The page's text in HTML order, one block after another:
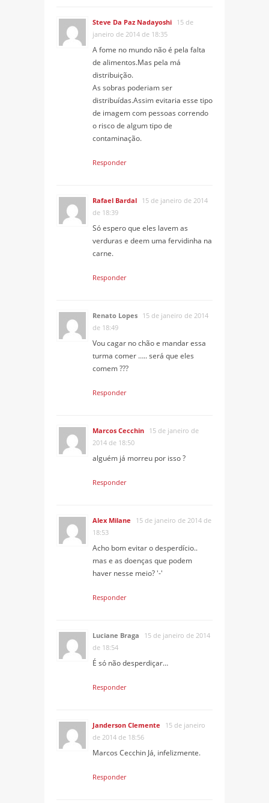
Steve Da Paz Nadayoshi 15 de
janeiro de 2014 de 18:35
A fome no mundo não é pela falta
de alimentos.Mas pela má
distribuição.
As sobras poderiam ser
distribuídas.Assim evitaria esse tipo
de imagem com pessoas correndo
o risco de algum tipo de
contaminação.
Responder
Rafael Bardal 15 de janeiro de 2014
de 18:39
Só espero que eles lavem as
verduras e deem uma fervidinha na
carne.
Responder
Renato Lopes 15 de janeiro de 2014
de 18:49
Vou cagar no chão e mandar essa
turma comer ….. será que eles
comem ???
Responder
Marcos Cecchin 15 de janeiro de
2014 de 18:50
alguém já morreu por isso ?
Responder
Alex Milane
15 de janeiro de 2014 de
18:53
Acho bom evitar o desperdício..
mas e as doenças que podem
haver nesse meio? '-'
Responder
Luciane Braga
15 de janeiro de 2014
de 18:54
É só não desperdiçar…
Responder
Janderson Clemente
15 de janeiro
de 2014 de 18:56
Marcos Cecchin Já, infelizmente.
Responder